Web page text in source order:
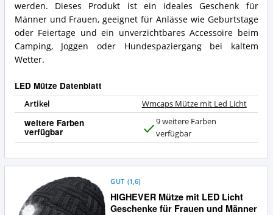
werden. Dieses Produkt ist ein ideales Geschenk für
Männer und Frauen, geeignet für Anlässe wie Geburtstage
oder Feiertage und ein unverzichtbares Accessoire beim
Camping, Joggen oder Hundespaziergang bei kaltem
Wetter.
LED Mütze Datenblatt
Artikel Wmcaps Mütze mit Led Licht
weitere Farben
verfügbar
a
9 weitere Farben
verfügbar
HIGHEVER Mütze mit LED Licht
Geschenke für Frauen und Männer
GUT (1,6)